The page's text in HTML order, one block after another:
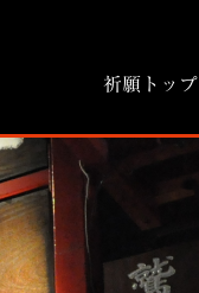
祈願トップ